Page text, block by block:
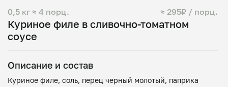
Куриное филе в сливочно-томатном
соусе
0,5 кг ≈ 4 порц. ≈ 295₽ / порц.
Описание и состав
Куриное филе, соль, перец черный молотый, паприка